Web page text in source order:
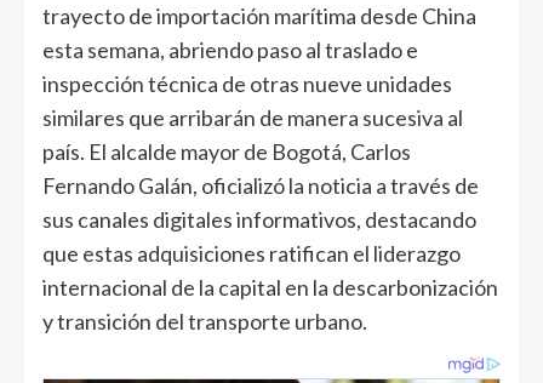
trayecto de importación marítima desde China
esta semana, abriendo paso al traslado e
inspección técnica de otras nueve unidades
similares que arribarán de manera sucesiva al
país. El alcalde mayor de Bogotá, Carlos
Fernando Galán, oficializó la noticia a través de
sus canales digitales informativos, destacando
que estas adquisiciones ratifican el liderazgo
internacional de la capital en la descarbonización
y transición del transporte urbano.